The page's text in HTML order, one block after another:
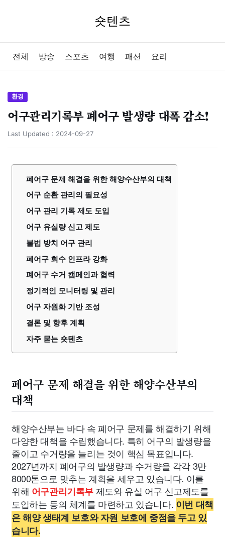
숏텐츠
전체 방송 스포츠 여행 패션 요리
환경
어구관리기록부 폐어구 발생량 대폭 감소!
Last Updated : 2024-09-27
폐어구 문제 해결을 위한 해양수산부의 대책
어구 순환 관리의 필요성
어구 관리 기록 제도 도입
어구 유실량 신고 제도
불법 방치 어구 관리
폐어구 회수 인프라 강화
폐어구 수거 캠페인과 협력
정기적인 모니터링 및 관리
어구 자원화 기반 조성
결론 및 향후 계획
자주 묻는 숏텐츠
폐어구 문제 해결을 위한 해양수산부의
대책
해양수산부는 바다 속 폐어구 문제를 해결하기 위해
다양한 대책을 수립했습니다. 특히 어구의 발생량을
줄이고 수거량을 늘리는 것이 핵심 목표입니다.
2027년까지 폐어구의 발생량과 수거량을 각각 3만
8000톤으로 맞추는 계획을 세우고 있습니다. 이를
위해 어구관리기록부제도와 유실 어구 신고제도를
도입하는 등의 체계를 마련하고 있습니다. 이번 대책
은 해양 생태계 보호와 자원 보호에 중점을 두고 있
습니다.